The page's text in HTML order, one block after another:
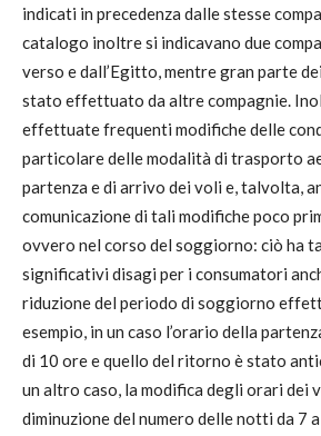
indicati in precedenza dalle stesse
catalogo inoltre si indicavano due
verso e dall’Egitto, mentre gran parte
stato effettuato da altre compagnie.
effettuate frequenti modifiche delle
particolare delle modalità di trasporto
partenza e di arrivo dei voli e, talvolta,
comunicazione di tali modifiche poco
ovvero nel corso del soggiorno: ciò ha
significativi disagi per i consumatori
riduzione del periodo di soggiorno
esempio, in un caso l’orario della
di 10 ore e quello del ritorno è stato
un altro caso, la modifica degli orari dei
diminuzione del numero delle notti da 7 a